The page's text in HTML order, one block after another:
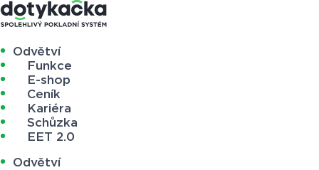
Odvětví
Funkce
E-shop
Ceník
Kariéra
Schůzka
EET 2.0
Odvětví